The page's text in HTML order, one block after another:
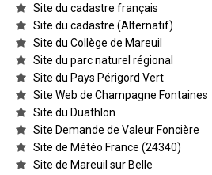
Site du cadastre français
Site du cadastre (Alternatif)
Site du Collège de Mareuil
Site du parc naturel régional
Site du Pays Périgord Vert
Site Web de Champagne Fontaines
Site du Duathlon
Site Demande de Valeur Foncière
Site de Météo France (24340)
Site de Mareuil sur Belle